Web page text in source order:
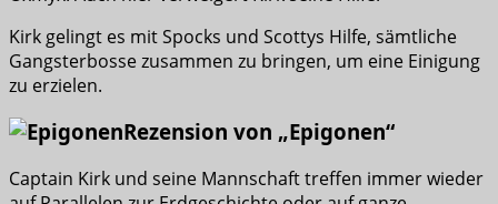
Kirk gelingt es mit Spocks und Scottys Hilfe, sämtliche
Gangsterbosse zusammen zu bringen, um eine Einigung
zu erzielen.
Rezension von „Epigonen“
Captain Kirk und seine Mannschaft treffen immer wieder